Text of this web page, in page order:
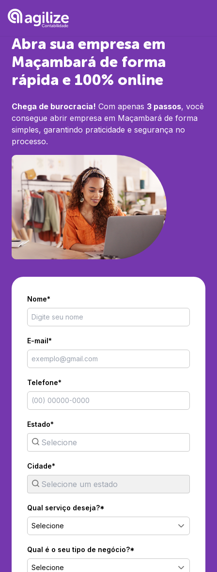
Abra sua empresa em
Maçambará de forma
rápida e 100% online
Chega de burocracia! Com apenas 3 passos, você
consegue abrir empresa em Maçambará de forma
simples, garantindo praticidade e segurança no
processo.
Nome*
E-mail*
Telefone*
Estado*
Cidade*
Qual serviço deseja?*
Selecione
Qual é o seu tipo de negócio?*
Selecione